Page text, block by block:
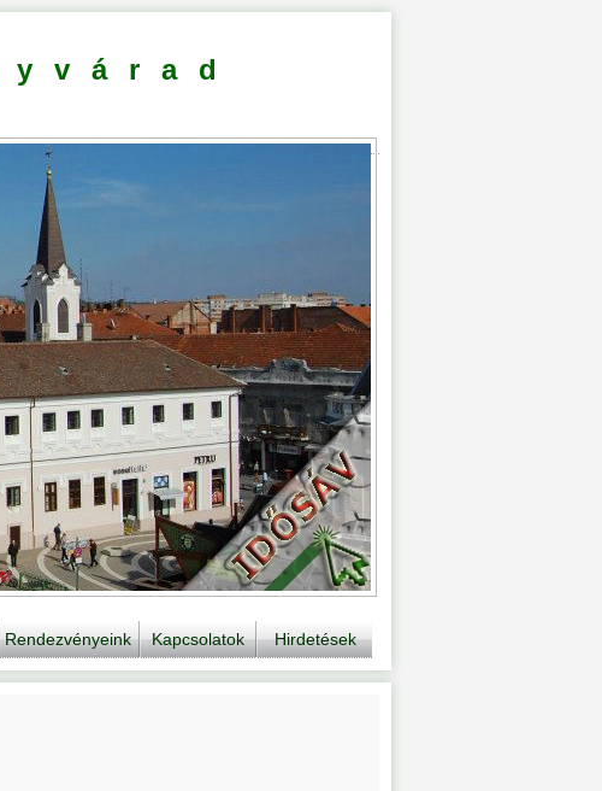
Rendezvényeink Kapcsolatok Hirdetések